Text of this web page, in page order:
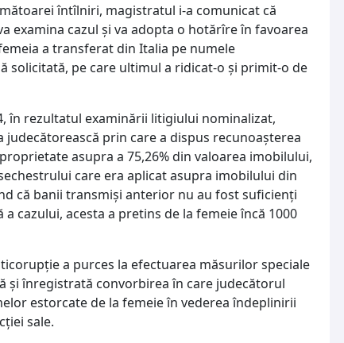
întîlniri, magistratul i-a comunicat că
examina cazul şi va adopta o hotărîre în favoarea
a transferat din Italia pe numele
solicitată, pe care ultimul a ridicat-o şi primit-o de
în rezultatul examinării litigiului nominalizat,
prin care a dispus recunoaşterea
asupra a 75,26% din valoarea imobilului,
care era aplicat asupra imobilului din
că banii transmişi anterior nu au fost suficienţi
cazului, acesta a pretins de la femeie încă 1000
a purces la efectuarea măsurilor speciale
şi înregistrată convorbirea în care judecătorul
estorcate de la femeie în vederea îndeplinirii
sale.